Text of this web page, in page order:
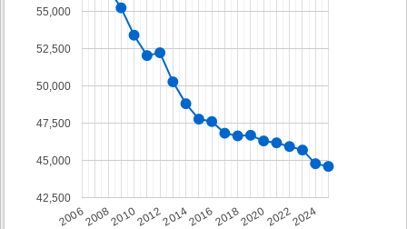
2006200820102012201420162018202020222024
42,500
45,000
47,500
50,000
52,500
55,000